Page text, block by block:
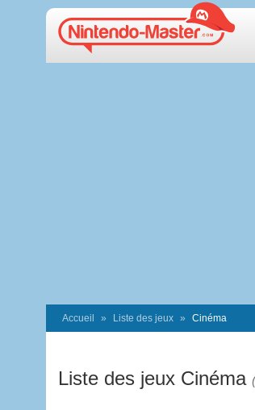
Accueil Liste des jeux Cinéma
Liste des jeux Cinéma